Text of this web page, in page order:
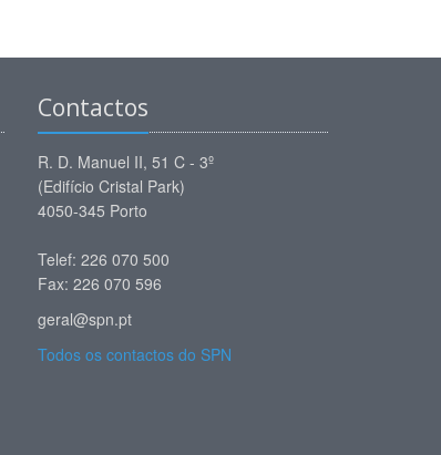
Contactos
R. D. Manuel II, 51 C - 3º
(Edifício Cristal Park)
4050-345 Porto
Telef: 226 070 500
Fax: 226 070 596
geral@spn.pt
Todos os contactos do SPN